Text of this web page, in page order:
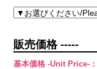
販売価格 -----
基本価格 -Unit Price-